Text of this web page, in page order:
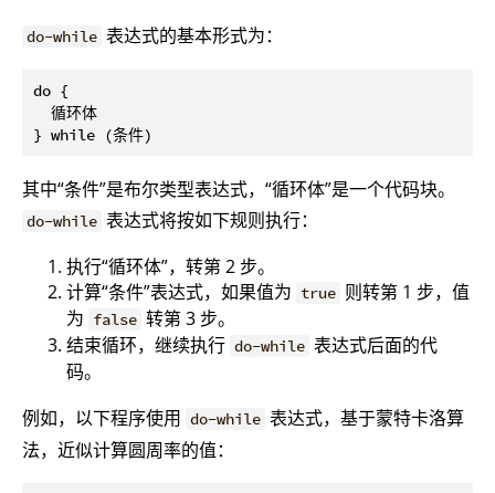
do-while 表达式的基本形式为：
do {
  循环体
其中“条件”是布尔类型表达式，“循环体”是一个代码块。
do-while 表达式将按如下规则执行：
执行“循环体”，转第 2 步。
计算“条件”表达式，如果值为 true 则转第 1 步，值
为 false 转第 3 步。
结束循环，继续执行 do-while 表达式后面的代
码。
例如，以下程序使用 do-while 表达式，基于蒙特卡洛算
法，近似计算圆周率的值：